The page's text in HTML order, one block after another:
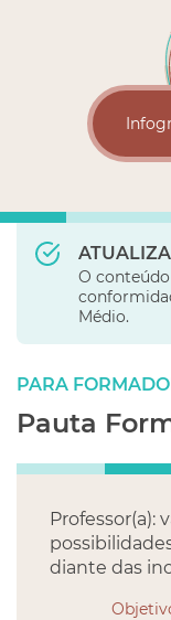
O
Médio.
PARA
Pauta
Professor(a):
diante das